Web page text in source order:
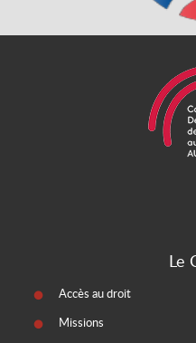
Le
Accès au droit
Missions